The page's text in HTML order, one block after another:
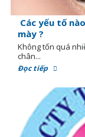
Các yếu tố
mày ?
Không tốn quá
chân...
Đọc tiếp